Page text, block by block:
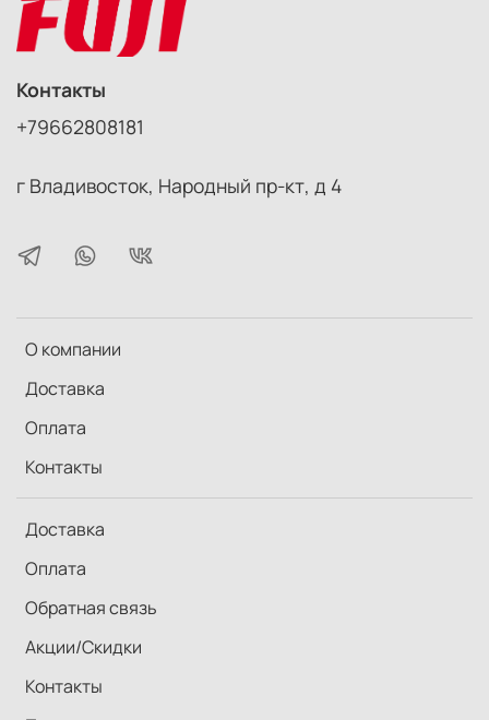
О компании
Доставка
Оплата
Контакты
Доставка
Оплата
Обратная связь
Акции/Скидки
Контакты
Контакты
+79662808181
г Владивосток, Народный пр-кт, д 4